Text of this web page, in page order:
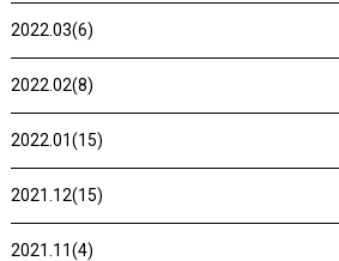
2022.03(6)
2022.02(8)
2022.01(15)
2021.12(15)
2021.11(4)